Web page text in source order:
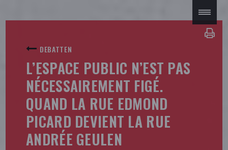
DEBATTEN
L’ESPACE PUBLIC N’EST PAS
NÉCESSAIREMENT FIGÉ.
QUAND LA RUE EDMOND
PICARD DEVIENT LA RUE
ANDRÉE GEULEN